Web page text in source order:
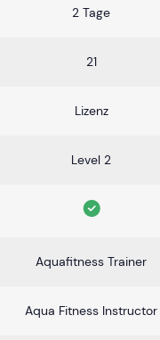
2 Tage
21
Lizenz
Level 2
Aquafitness Trainer
Aqua Fitness Instructor